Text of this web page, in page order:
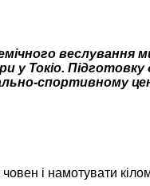
веслування
у Токіо.
спортивному
і намотувати